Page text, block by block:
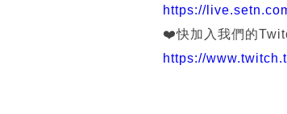
https://
❤️快加入我們的
https://